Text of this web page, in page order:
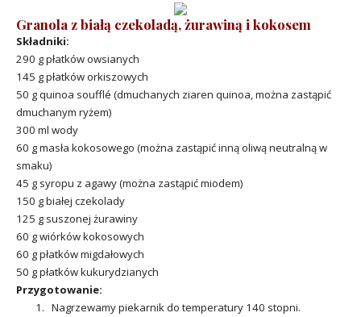
Granola z białą czekoladą, żurawiną i kokosem
Składniki:
290 g płatków owsianych
145 g płatków orkiszowych
50 g quinoa soufflé (dmuchanych ziaren quinoa, można zastąpić
dmuchanym ryżem)
300 ml wody
60 g masła kokosowego (można zastąpić inną oliwą neutralną w
smaku)
45 g syropu z agawy (można zastąpić miodem)
150 g białej czekolady
125 g suszonej żurawiny
60 g wiórków kokosowych
60 g płatków migdałowych
50 g płatków kukurydzianych
Przygotowanie:
1. Nagrzewamy piekarnik do temperatury 140 stopni.